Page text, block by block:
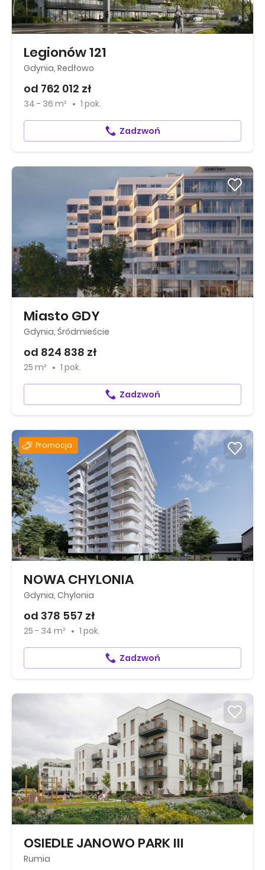
Legionów 121
Gdynia, Redłowo
od 762 012 zł
34 - 36 m² 1 pok.
Zadzwoń
Miasto GDY
Gdynia, Śródmieście
od 824 838 zł
25 m² 1 pok.
Zadzwoń
Promocja
NOWA CHYLONIA
Gdynia, Chylonia
od 378 557 zł
25 - 34 m² 1 pok.
Zadzwoń
OSIEDLE JANOWO PARK III
Rumia